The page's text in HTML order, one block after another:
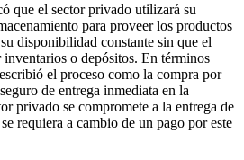
que el sector privado utilizará su
para proveer los productos
disponibilidad constante sin que el
inventarios o depósitos. En términos
el proceso como la compra por
de entrega inmediata en la
privado se compromete a la entrega de
requiera a cambio de un pago por este